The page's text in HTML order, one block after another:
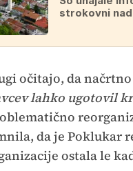
strokovni
očitajo, da načrtno
lahko ugotovil
da je Poklukar
ostala le